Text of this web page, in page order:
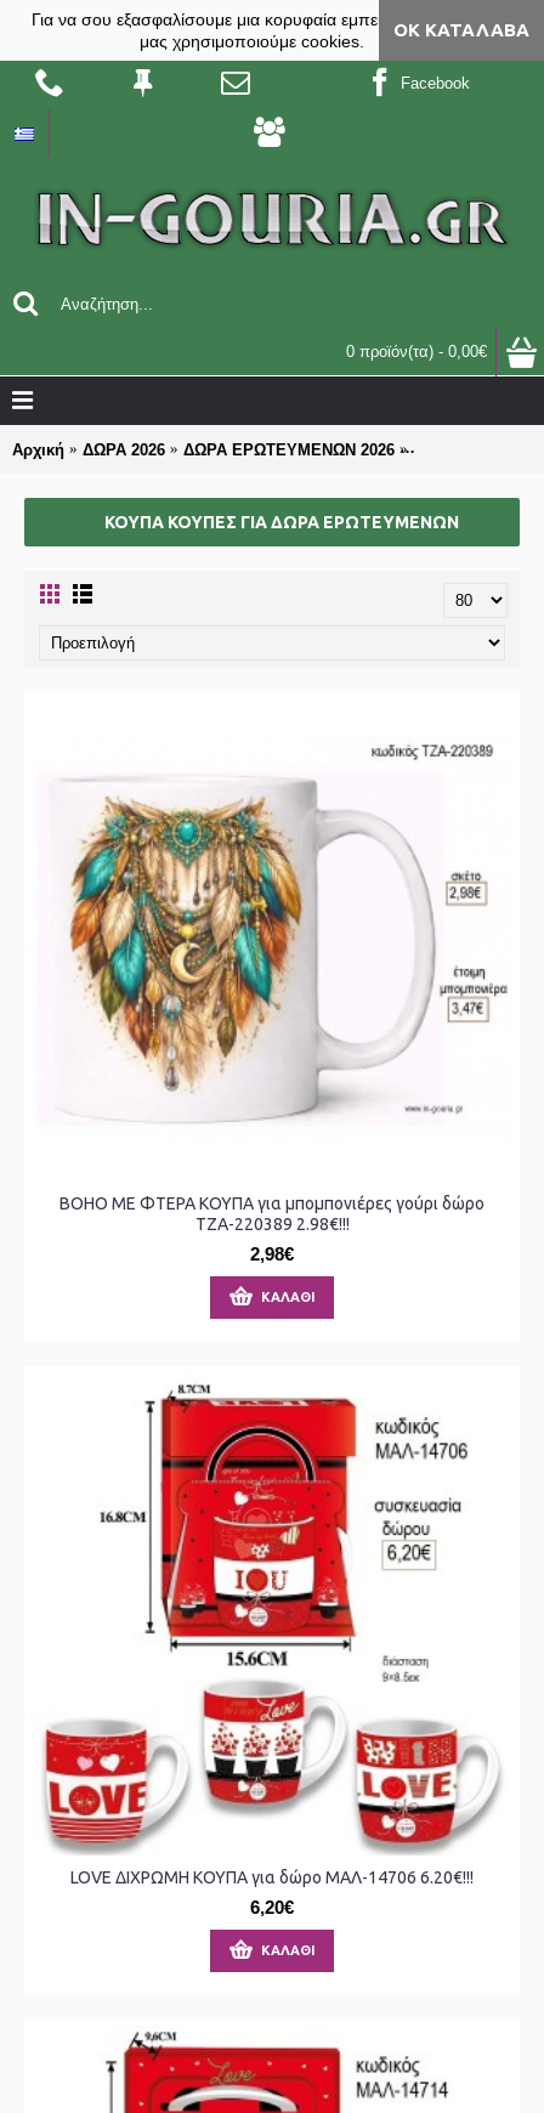
Για να σου εξασφαλίσουμε μια κορυφαία εμπειρία, στο site
μας χρησιμοποιούμε cookies.
ΟΚ ΚΑΤΆΛΑΒΑ
Facebook
0 προϊόν(τα) - 0,00€
Αρχική ΔΩΡΑ 2026 ΔΩΡΑ ΕΡΩΤΕΥΜΕΝΩΝ 2026 ΚΟΥΠΑ ΚΟΥΠΕΣ
ΚΟΥΠΑ ΚΟΥΠΕΣ ΓΙΑ ΔΏΡΑ ΕΡΩΤΕΥΜΈΝΩΝ
BOHO ΜΕ ΦΤΕΡΑ ΚΟΥΠΑ για μπομπονιέρες γούρι δώρο
ΤΖΑ-220389 2.98€!!!
2,98€
ΚΑΛΆΘΙ
LOVE ΔΙΧΡΩΜΗ ΚΟΥΠΑ για δώρο ΜΑΛ-14706 6.20€!!!
6,20€
ΚΑΛΆΘΙ